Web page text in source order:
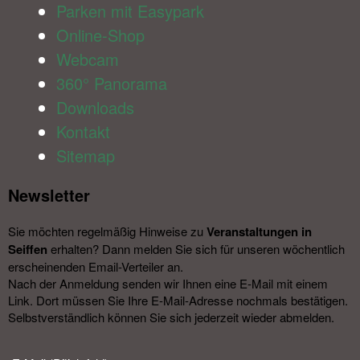
Parken mit Easypark
Online-Shop
Webcam
360° Panorama
Downloads
Kontakt
Sitemap
Newsletter​
Sie möchten regelmäßig Hinweise zu Veranstal­tungen in
Seiffen erhalten? Dann melden Sie sich für unseren wöchentlich
erscheinenden Email-Verteiler an.
Nach der Anmeldung senden wir Ihnen eine E-Mail mit einem
Link. Dort müssen Sie Ihre E-Mail-Adresse nochmals bestätigen.
Selbstverständlich können Sie sich jederzeit wieder abmelden.​